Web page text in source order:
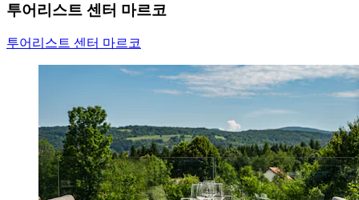
투어리스트 센터 마르코
투어리스트 센터 마르코